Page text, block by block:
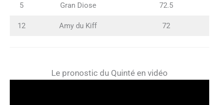
5 Gran Diose 72.5
12 Amy du Kiff 72
Le pronostic du Quinté en vidéo